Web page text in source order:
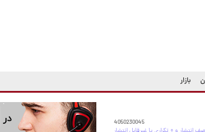
بازار
4050230045